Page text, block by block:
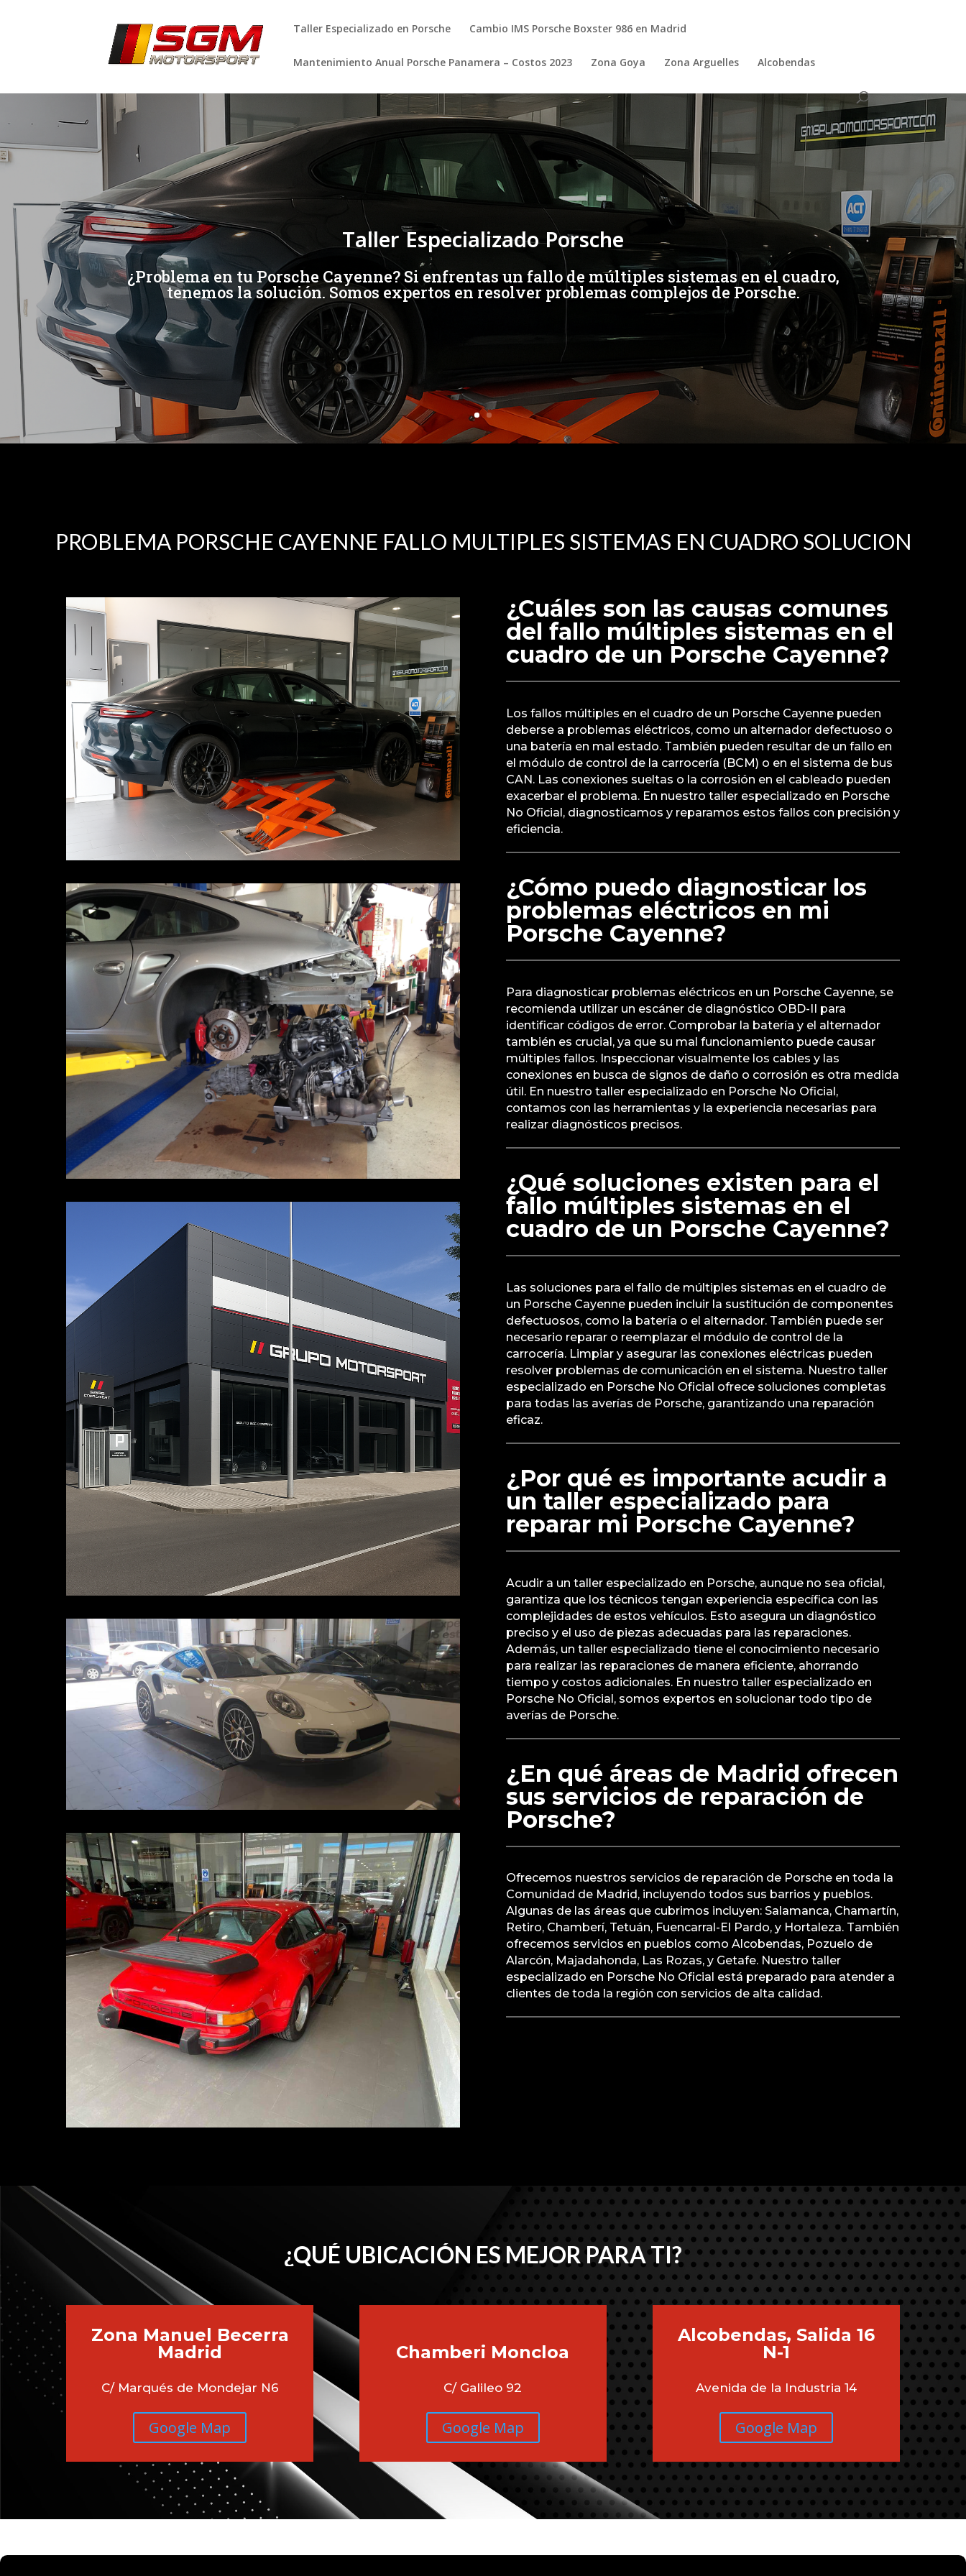
Taller Especializado en Porsche Cambio IMS Porsche Boxster 986 en Madrid
Mantenimiento Anual Porsche Panamera – Costos 2023 Zona Goya Zona Arguelles Alcobendas
Taller Especializado Porsche
¿Problema en tu Porsche Cayenne? Si enfrentas un fallo de múltiples sistemas en el cuadro,
tenemos la solución. Somos expertos en resolver problemas complejos de Porsche.
[/et_pb_slide]
PROBLEMA PORSCHE CAYENNE FALLO MULTIPLES SISTEMAS EN CUADRO SOLUCION
¿Cuáles son las causas comunes
del fallo múltiples sistemas en el
cuadro de un Porsche Cayenne?
Los fallos múltiples en el cuadro de un Porsche Cayenne pueden
deberse a problemas eléctricos, como un alternador defectuoso o
una batería en mal estado. También pueden resultar de un fallo en
el módulo de control de la carrocería (BCM) o en el sistema de bus
CAN. Las conexiones sueltas o la corrosión en el cableado pueden
exacerbar el problema. En nuestro taller especializado en Porsche
No Oficial, diagnosticamos y reparamos estos fallos con precisión y
eficiencia.
¿Cómo puedo diagnosticar los
problemas eléctricos en mi
Porsche Cayenne?
Para diagnosticar problemas eléctricos en un Porsche Cayenne, se
recomienda utilizar un escáner de diagnóstico OBD-II para
identificar códigos de error. Comprobar la batería y el alternador
también es crucial, ya que su mal funcionamiento puede causar
múltiples fallos. Inspeccionar visualmente los cables y las
conexiones en busca de signos de daño o corrosión es otra medida
útil. En nuestro taller especializado en Porsche No Oficial,
contamos con las herramientas y la experiencia necesarias para
realizar diagnósticos precisos.
¿Qué soluciones existen para el
fallo múltiples sistemas en el
cuadro de un Porsche Cayenne?
Las soluciones para el fallo de múltiples sistemas en el cuadro de
un Porsche Cayenne pueden incluir la sustitución de componentes
defectuosos, como la batería o el alternador. También puede ser
necesario reparar o reemplazar el módulo de control de la
carrocería. Limpiar y asegurar las conexiones eléctricas pueden
resolver problemas de comunicación en el sistema. Nuestro taller
especializado en Porsche No Oficial ofrece soluciones completas
para todas las averías de Porsche, garantizando una reparación
eficaz.
¿Por qué es importante acudir a
un taller especializado para
reparar mi Porsche Cayenne?
Acudir a un taller especializado en Porsche, aunque no sea oficial,
garantiza que los técnicos tengan experiencia específica con las
complejidades de estos vehículos. Esto asegura un diagnóstico
preciso y el uso de piezas adecuadas para las reparaciones.
Además, un taller especializado tiene el conocimiento necesario
para realizar las reparaciones de manera eficiente, ahorrando
tiempo y costos adicionales. En nuestro taller especializado en
Porsche No Oficial, somos expertos en solucionar todo tipo de
averías de Porsche.
¿En qué áreas de Madrid ofrecen
sus servicios de reparación de
Porsche?
Ofrecemos nuestros servicios de reparación de Porsche en toda la
Comunidad de Madrid, incluyendo todos sus barrios y pueblos.
Algunas de las áreas que cubrimos incluyen: Salamanca, Chamartín,
Retiro, Chamberí, Tetuán, Fuencarral-El Pardo, y Hortaleza. También
ofrecemos servicios en pueblos como Alcobendas, Pozuelo de
Alarcón, Majadahonda, Las Rozas, y Getafe. Nuestro taller
especializado en Porsche No Oficial está preparado para atender a
clientes de toda la región con servicios de alta calidad.
¿QUÉ UBICACIÓN ES MEJOR PARA TI?
Zona Manuel Becerra
Madrid
C/ Marqués de Mondejar N6
Google Map
Chamberi Moncloa
C/ Galileo 92
Google Map
Alcobendas, Salida 16
N-1
Avenida de la Industria 14
Google Map